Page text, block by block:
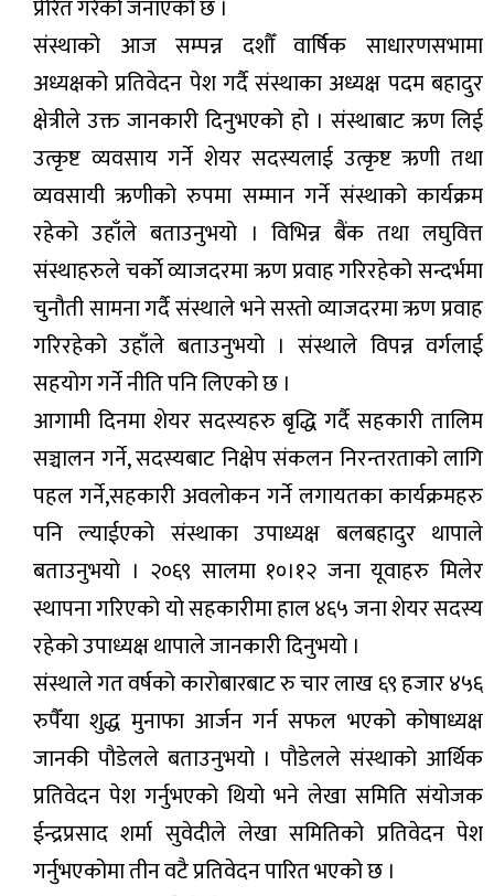
प्रेरित गरेको जनाएको छ ।
संस्थाको आज सम्पन्न दशौँ वार्षिक साधारणसभामा
अध्यक्षको प्रतिवेदन पेश गर्दै संस्थाका अध्यक्ष पदम बहादुर
क्षेत्रीले उक्त जानकारी दिनुभएको हो । संस्थाबाट ऋण लिई
उत्कृष्ट व्यवसाय गर्ने शेयर सदस्यलाई उत्कृष्ट ऋणी तथा
व्यवसायी ऋणीको रुपमा सम्मान गर्ने संस्थाको कार्यक्रम
रहेको उहाँले बताउनुभयो । विभिन्न बैंक तथा लघुवित्त
संस्थाहरुले चर्काे व्याजदरमा ऋण प्रवाह गरिरहेको सन्दर्भमा
चुनौती सामना गर्दै संस्थाले भने सस्तो व्याजदरमा ऋण प्रवाह
गरिरहेको उहाँले बताउनुभयो । संस्थाले विपन्न वर्गलाई
सहयोग गर्ने नीति पनि लिएको छ ।
आगामी दिनमा शेयर सदस्यहरु बृद्धि गर्दै सहकारी तालिम
सञ्चालन गर्ने, सदस्यबाट निक्षेप संकलन निरन्तरताको लागि
पहल गर्ने,सहकारी अवलोकन गर्ने लगायतका कार्यक्रमहरु
पनि ल्याईएको संस्थाका उपाध्यक्ष बलबहादुर थापाले
बताउनुभयो । २०६९ सालमा १०।१२ जना यूवाहरु मिलेर
स्थापना गरिएको यो सहकारीमा हाल ४६५ जना शेयर सदस्य
रहेको उपाध्यक्ष थापाले जानकारी दिनुभयो ।
संस्थाले गत वर्षको कारोबारबाट रु चार लाख ६९ हजार ४५६
रुपैँया शुद्ध मुनाफा आर्जन गर्न सफल भएको कोषाध्यक्ष
जानकी पौडेलले बताउनुभयो । पौडेलले संस्थाको आर्थिक
प्रतिवेदन पेश गर्नुभएको थियो भने लेखा समिति संयोजक
ईन्द्रप्रसाद शर्मा सुवेदीले लेखा समितिको प्रतिवेदन पेश
गर्नुभएकोमा तीन वटै प्रतिवेदन पारित भएको छ ।